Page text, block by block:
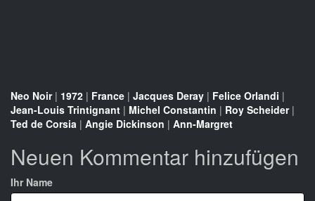
Neo Noir| 1972 | France | Jacques Deray | Felice Orlandi |
Jean-Louis Trintignant | Michel Constantin | Roy Scheider|
Ted de Corsia | Angie Dickinson | Ann-Margret
Neuen Kommentar hinzufügen
Ihr Name